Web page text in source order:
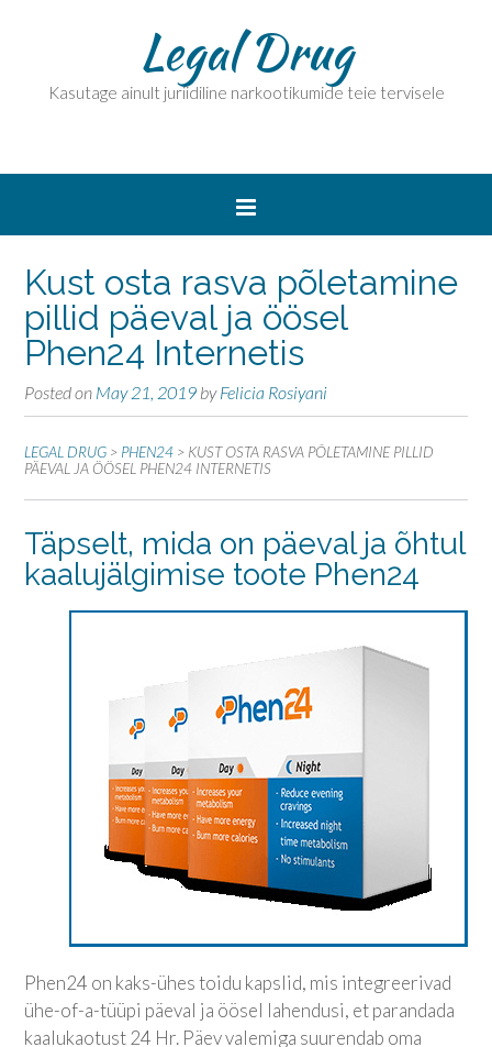
Legal Drug
Kasutage ainult juriidiline narkootikumide teie tervisele
Kust osta rasva põletamine
pillid päeval ja öösel
Phen24 Internetis
Posted on May 21, 2019 byFelicia Rosiyani
LEGAL DRUG > PHEN24 > KUST OSTA RASVA PÕLETAMINE PILLID
PÄEVAL JA ÖÖSEL PHEN24 INTERNETIS
Täpselt, mida on päeval ja õhtul
kaalujälgimise toote Phen24
Phen24 on kaks-ühes toidu kapslid, mis integreerivad
ühe-of-a-tüüpi päeval ja öösel lahendusi, et parandada
kaalukaotust 24 Hr. Päev valemiga suurendab oma